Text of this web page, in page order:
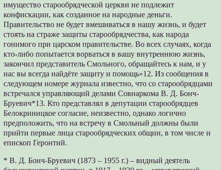
имущество старообрядческой церкви не подлежит
конфискации, как созданное на народные деньги.
Правительство не будет вмешиваться в нашу жизнь, и будет
стоять на страже защиты старообрядчества, как народа
гонимого при царском правительстве. Во всех случаях, когда
кто-либо попытается ворваться в вашу внутреннюю жизнь,
закончил представитель Смольного, обращайтесь к нам, и у
нас вы всегда найдёте защиту и помощь»12. Из сообщения в
следующем номере журнала известно, что со старообрядцами
встречался управляющий делами Совнаркома В. Д. Бонч-
Бруевич*13. Кто представлял в депутации старообрядцев
Белокриницкое согласие, неизвестно, однако логично
предположить, что на встречу в Смольный должны были
прийти первые лица старообрядческих общин, в том числе и
епископ Геронтий.
* В. Д. Бонч-Бруевич (1873 – 1955 г.) – видный деятель